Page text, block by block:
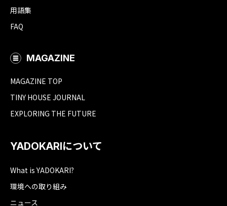
用語集
FAQ
MAGAZINE
MAGAZINE TOP
TINY HOUSE JOURNAL
EXPLORING THE FUTURE
YADOKARIについて
What is YADOKARI?
環境への取り組み
ニュース